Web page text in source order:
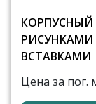
КОРПУСНЫЙ
РИСУНКАМИ
ВСТАВКАМИ
Цена за пог.